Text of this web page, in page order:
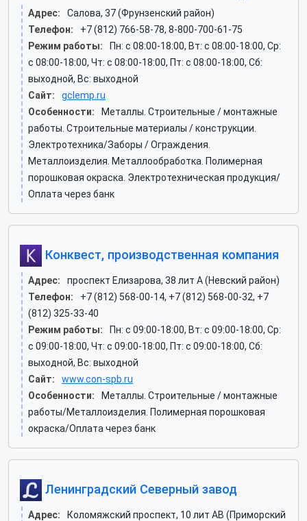
Адрес:
Салова, 37 (Фрунзенский район)
Телефон:
+7 (812) 766-58-78, 8-800-700-61-75
Режим работы:
Пн: c 08:00-18:00, Вт: c 08:00-18:00, Ср:
c 08:00-18:00, Чт: c 08:00-18:00, Пт: c 08:00-18:00, Сб:
выходной, Вс: выходной
Сайт:
gclemp.ru
Особенности:
Металлы. Строительные / монтажные
работы. Строительные материалы / конструкции.
Электротехника/Заборы / Ограждения.
Металлоизделия. Металлообработка. Полимерная
порошковая окраска. Электротехническая продукция/
Оплата через банк
Конквест, производственная компания
Адрес:
проспект Елизарова, 38 лит А (Невский район)
Телефон:
+7 (812) 568-00-14, +7 (812) 568-00-32, +7
(812) 325-33-40
Режим работы:
Пн: c 09:00-18:00, Вт: c 09:00-18:00, Ср:
c 09:00-18:00, Чт: c 09:00-18:00, Пт: c 09:00-18:00, Сб:
выходной, Вс: выходной
Сайт:
www.con-spb.ru
Особенности:
Металлы. Строительные / монтажные
работы/Металлоизделия. Полимерная порошковая
окраска/Оплата через банк
Ленинградский Северный завод
Адрес:
Коломяжский проспект, 10 лит АВ (Приморский